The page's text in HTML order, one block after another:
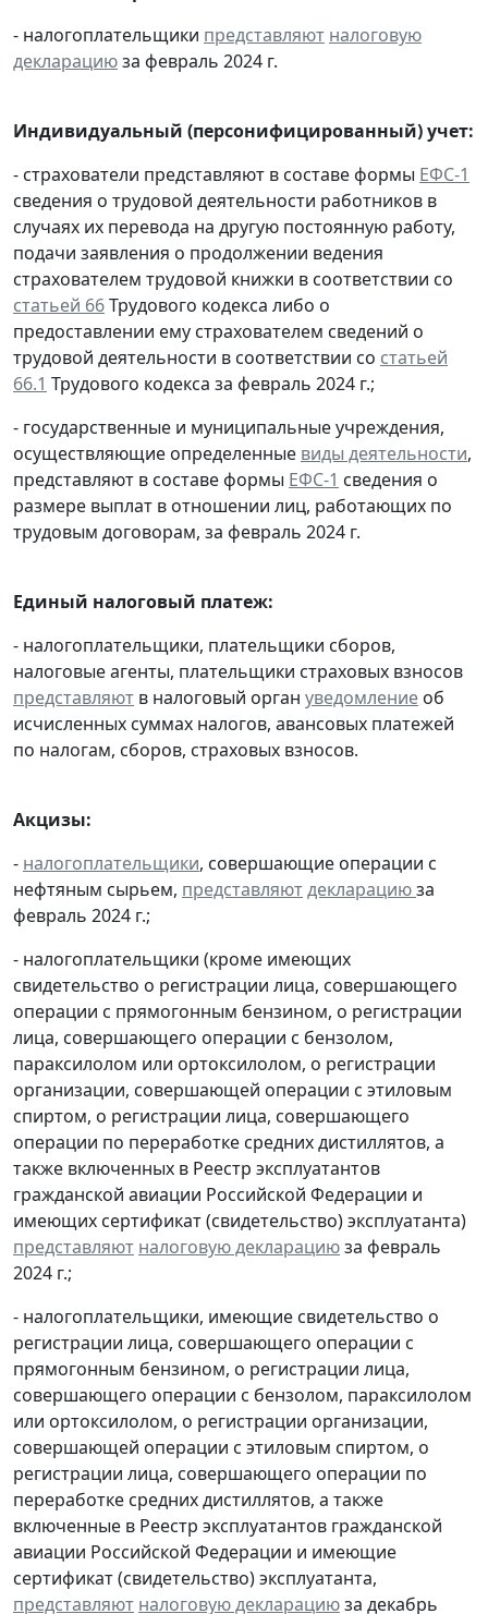
- налогоплательщики представляют налоговую
декларациюза февраль 2024 г.
Индивидуальный (персонифицированный) учет:
- страхователи представляют в составе формы ЕФС-1
сведения о трудовой деятельности работников в
случаях их перевода на другую постоянную работу,
подачи заявления о продолжении ведения
страхователем трудовой книжки в соответствии со
статьей 66Трудового кодекса либо о
предоставлении ему страхователем сведений о
трудовой деятельности в соответствии со статьей
66.1 Трудового кодекса за февраль 2024 г.;
- государственные и муниципальные учреждения,
осуществляющие определенные виды деятельности,
представляют в составе формы ЕФС-1 сведения о
размере выплат в отношении лиц, работающих по
трудовым договорам, за февраль 2024 г.
Единый налоговый платеж:
- налогоплательщики, плательщики сборов,
налоговые агенты, плательщики страховых взносов
представляют в налоговый орган уведомление об
исчисленных суммах налогов, авансовых платежей
по налогам, сборов, страховых взносов.
Акцизы:
- налогоплательщики, совершающие операции с
нефтяным сырьем, представляютдекларациюза
февраль 2024 г.;
- налогоплательщики (кроме имеющих
свидетельство о регистрации лица, совершающего
операции с прямогонным бензином, о регистрации
лица, совершающего операции с бензолом,
параксилолом или ортоксилолом, о регистрации
организации, совершающей операции с этиловым
спиртом, о регистрации лица, совершающего
операции по переработке средних дистиллятов, а
также включенных в Реестр эксплуатантов
гражданской авиации Российской Федерации и
имеющих сертификат (свидетельство) эксплуатанта)
представляют налоговую декларациюза февраль
2024 г.;
- налогоплательщики, имеющие свидетельство о
регистрации лица, совершающего операции с
прямогонным бензином, о регистрации лица,
совершающего операции с бензолом, параксилолом
или ортоксилолом, о регистрации организации,
совершающей операции с этиловым спиртом, о
регистрации лица, совершающего операции по
переработке средних дистиллятов, а также
включенные в Реестр эксплуатантов гражданской
авиации Российской Федерации и имеющие
сертификат (свидетельство) эксплуатанта,
представляют налоговую декларациюза декабрь